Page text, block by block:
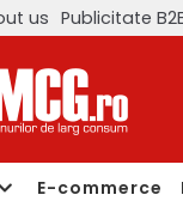
us Publicitate
E-commerce